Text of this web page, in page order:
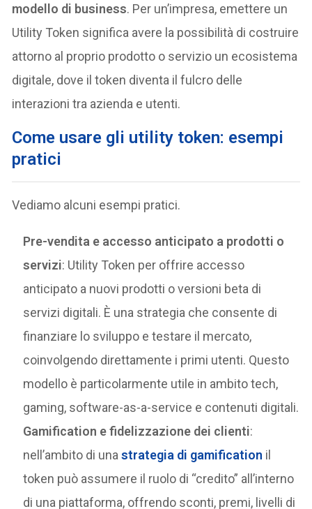
modello di business. Per un’impresa, emettere un
Utility Token significa avere la possibilità di costruire
attorno al proprio prodotto o servizio un ecosistema
digitale, dove il token diventa il fulcro delle
interazioni tra azienda e utenti.
Come usare gli utility token: esempi
pratici
Vediamo alcuni esempi pratici.
Pre-vendita e accesso anticipato a prodotti o
servizi: Utility Token per offrire accesso
anticipato a nuovi prodotti o versioni beta di
servizi digitali. È una strategia che consente di
finanziare lo sviluppo e testare il mercato,
coinvolgendo direttamente i primi utenti. Questo
modello è particolarmente utile in ambito tech,
gaming, software-as-a-service e contenuti digitali.
Gamification e fidelizzazione dei clienti:
nell’ambito di una strategia di gamification il
token può assumere il ruolo di “credito” all’interno
di una piattaforma, offrendo sconti, premi, livelli di